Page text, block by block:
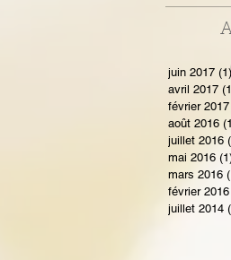
juin 2017 (1)
avril 2017
février 2017
août 2016
juillet 2016
mai 2016
mars 2016
février 2016
juillet 2014